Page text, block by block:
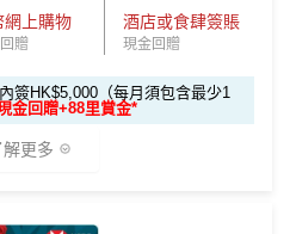
網上購物
贈
酒店或食肆簽賬
現金回贈
簽HK$5,000（每月須包含最少1
金回贈+88里賞金*
解更多